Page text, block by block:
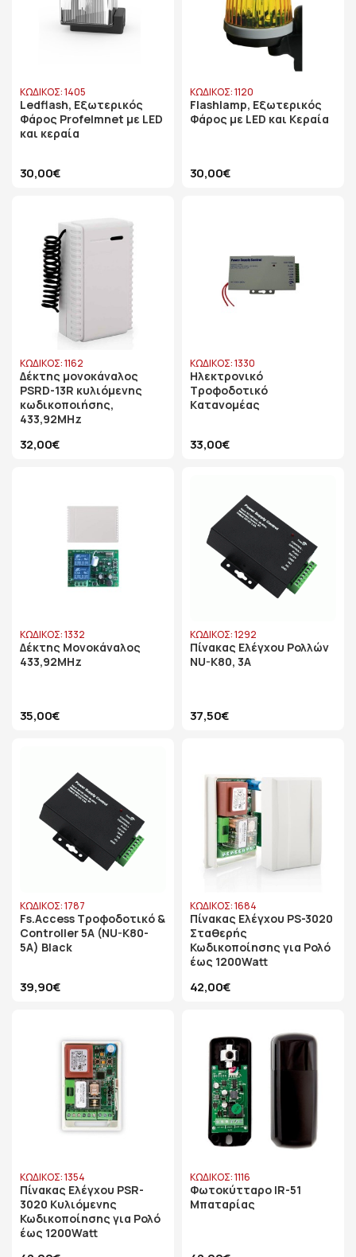
ΚΩΔΙΚΟΣ: 1405
Ledflash, Εξωτερικός
Φάρος Profelmnet με LED
και κεραία
30,00€
ΚΩΔΙΚΟΣ: 1120
Flashlamp, Εξωτερικός
Φάρος με LED και Κεραία
30,00€
ΚΩΔΙΚΟΣ: 1162
Δέκτης μονοκάναλος
PSRD-13R κυλιόμενης
κωδικοποιήσης,
433,92MHz
32,00€
ΚΩΔΙΚΟΣ: 1330
Ηλεκτρονικό
Tροφοδοτικό
Kατανομέας
33,00€
ΚΩΔΙΚΟΣ: 1332
Δέκτης Μονοκάναλος
433,92MHz
35,00€
ΚΩΔΙΚΟΣ: 1292
Πίνακας Ελέγχου Ρολλών
NU-K80, 3A
37,50€
ΚΩΔΙΚΟΣ: 1787
Fs.Access Τροφοδοτικό &
Controller 5A (NU-K80-
5A) Black
39,90€
ΚΩΔΙΚΟΣ: 1684
Πίνακας Ελέγχου PS-3020
Σταθερής
Κωδικοποίησης για Ρολό
έως 1200Watt
42,00€
ΚΩΔΙΚΟΣ: 1354
Πίνακας Ελέγχου PSR-
3020 Κυλιόμενης
Κωδικοποίησης για Ρολό
έως 1200Watt
ΚΩΔΙΚΟΣ: 1116
Φωτοκύτταρο IR-51
Μπαταρίας